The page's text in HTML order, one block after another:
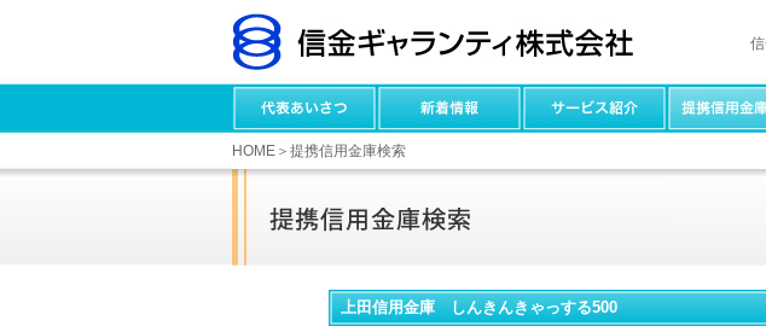
HOME ＞提携信用金庫検索
上田信用金庫 しんきんきゃっする500